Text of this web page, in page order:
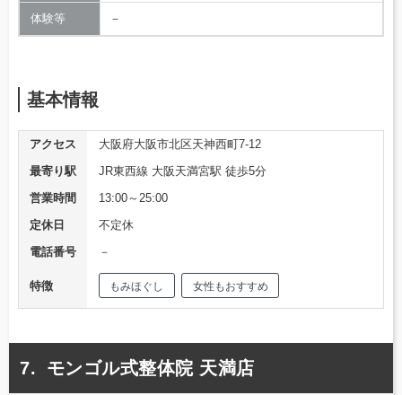
体験等 －
基本情報
アクセス
大阪府大阪市北区天神西町7-12
最寄り駅
JR東西線 大阪天満宮駅 徒歩5分
営業時間
13:00～25:00
定休日
不定休
電話番号
－
特徴 もみほぐし 女性もおすすめ
モンゴル式整体院 天満店